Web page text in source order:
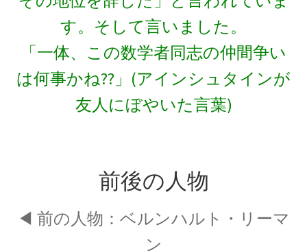
【統計力学・波動関数を育んだ国】
カール・セーガン：Carl Edward Sagan
【星の進化を考察】
ガリレオ・ガリレイ
【近代科学の父、天文学の父｜数学的モデルを
作り実験】
す。そして言いました。
「一体、この数学者同志の仲間争い
は何事かね??」(アインシュタインが
友人にぼやいた言葉)
前後の人物
◀ 前の人物： ベルンハルト・リーマ
ン